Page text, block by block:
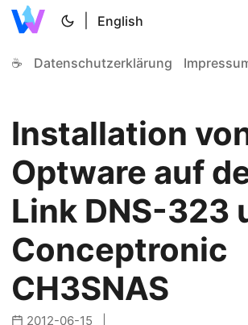
English
☕ Datenschutzerklärung
Installation
Optware auf
Link DNS-323
Conceptronic
CH3SNAS
2012-06-15